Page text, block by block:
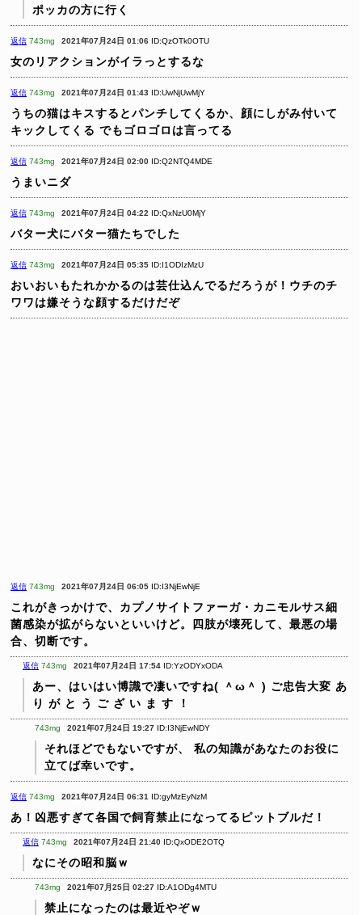
ポッカの方に行く
返信 743mg 2021年07月24日 01:06 ID:QzOTk0OTU
女のリアクションがイラっとするな
返信 743mg 2021年07月24日 01:43 ID:UwNjUwMjY
うちの猫はキスするとパンチしてくるか、顔にしがみ付いて
キックしてくる でもゴロゴロは言ってる
返信 743mg 2021年07月24日 02:00 ID:Q2NTQ4MDE
うまいニダ
返信 743mg 2021年07月24日 04:22 ID:QxNzU0MjY
バター犬にバター猫たちでした
返信 743mg 2021年07月24日 05:35 ID:I1ODIzMzU
おいおいもたれかかるのは芸仕込んでるだろうが！ウチのチ
ワワは嫌そうな顔するだけだぞ
返信 743mg 2021年07月24日 06:05 ID:I3NjEwNjE
これがきっかけで、カプノサイトファーガ・カニモルサス細
菌感染が拡がらないといいけど。四肢が壊死して、最悪の場
合、切断です。
返信 743mg 2021年07月24日 17:54 ID:YzODYxODA
あー、はいはい博識で凄いですね( ＾ω＾ ) ご忠告大変 あ
り が と う ご ざ い ま す ！
743mg 2021年07月24日 19:27 ID:I3NjEwNDY
それほどでもないですが、
私の知識があなたのお役に
立てば幸いです。
返信 743mg 2021年07月24日 06:31 ID:gyMzEyNzM
あ！凶悪すぎて各国で飼育禁止になってるピットブルだ！
返信 743mg 2021年07月24日 21:40 ID:QxODE2OTQ
なにその昭和脳ｗ
743mg 2021年07月25日 02:27 ID:A1ODg4MTU
禁止になったのは最近やぞｗ